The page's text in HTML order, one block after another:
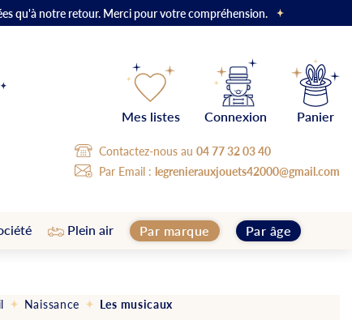
qu'à notre retour. Merci pour votre compréhension.
Mes listes Connexion Panier
Contactez-nous au 04 77 32 03 40
Par Email : legrenierauxjouets42000@gmail.com
Plein air Par marque Par âge
Naissance Les musicaux